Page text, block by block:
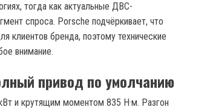
тогда как актуальные ДВС-
спроса. Porsche подчёркивает, что
клиентов бренда, поэтому технические
внимание.
привод по умолчанию
и крутящим моментом 835 Н·м. Разгон